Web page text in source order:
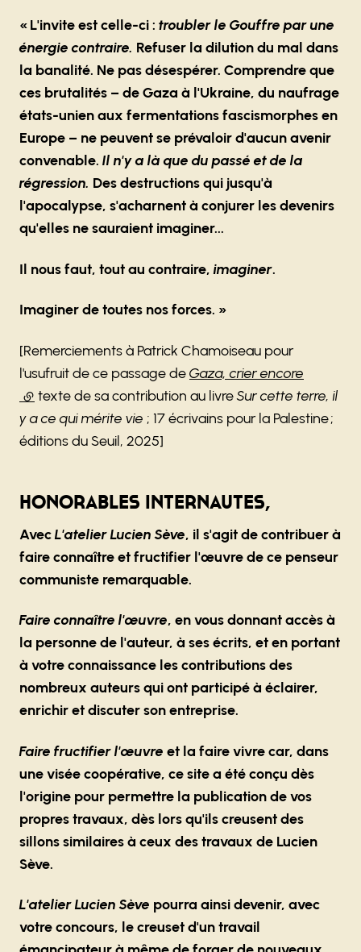
« L'invite est celle-ci : troubler le Gouffre par une
énergie contraire. Refuser la dilution du mal dans
la banalité. Ne pas désespérer. Comprendre que
ces brutalités – de Gaza à l'Ukraine, du naufrage
états-unien aux fermentations fascismorphes en
Europe – ne peuvent se prévaloir d'aucun avenir
convenable. Il n'y a là que du passé et de la
régression. Des destructions qui jusqu'à
l'apocalypse, s'acharnent à conjurer les devenirs
qu'elles ne sauraient imaginer...
Il nous faut, tout au contraire,imaginer.
Imaginer de toutes nos forces. »
[Remerciements à Patrick Chamoiseau pour
l'usufruit de ce passage deGaza, crier encore
(lien externe)
texte de sa contribution au livreSur cette terre, il
y a ce qui mérite vie ; 17 écrivains pour la Palestine ;
éditions du Seuil, 2025]
Honorables internautes,
AvecL'atelier Lucien Sève, il s'agit de contribuer à
faire connaître et fructifier l'œuvre de ce penseur
communiste remarquable.
Faire connaître l'œuvre, en vous donnant accès à
la personne de l'auteur, à ses écrits, et en portant
à votre connaissance les contributions des
nombreux auteurs qui ont participé à éclairer,
enrichir et discuter son entreprise.
Faire fructifier l'œuvre et la faire vivre car, dans
une visée coopérative, ce site a été conçu dès
l'origine pour permettre la publication de vos
propres travaux, dès lors qu'ils creusent des
sillons similaires à ceux des travaux de Lucien
Sève.
L'atelier Lucien Sève pourra ainsi devenir, avec
votre concours, le creuset d'un travail